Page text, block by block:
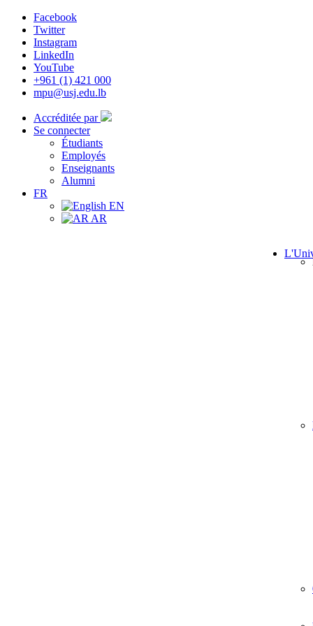
Facebook
Twitter
Instagram
LinkedIn
YouTube
+961 (1) 421 000
mpu@usj.edu.lb
Accréditée par
Se connecter
Étudiants
Employés
Enseignants
Alumni
FR
EN
AR